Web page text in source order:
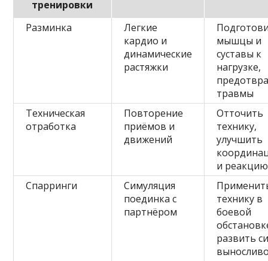
тренировки
Разминка
Легкие
кардио и
динамические
растяжки
мышцы и
суставы к
нагрузке,
травмы
Техническая
отработка
Повторение
приёмов и
движений
Отточить
технику,
улучшить
и реакцию
Спарринги
Симуляция
поединка с
партнёром
технику в
боевой
развить